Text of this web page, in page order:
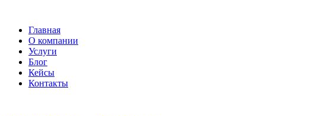
Главная
О компании
Услуги
Блог
Кейсы
Контакты